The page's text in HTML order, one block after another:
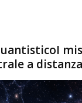
a distanza